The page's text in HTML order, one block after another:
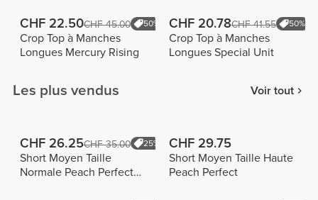
CHF 22.50CHF 45.00 50%
Crop Top à Manches
Longues Mercury Rising
CHF 20.78CHF 41.55 50%
Crop Top à Manches
Longues Special Unit
Les plus vendus Voir tout
CHF 26.25CHF 35.00 25%
Short Moyen Taille
Normale Peach Perfect
CHF 29.75
Short Moyen Taille Haute
Peach Perfect